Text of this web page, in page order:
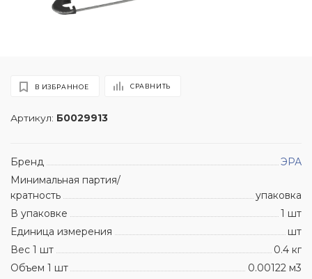
Артикул: Б0029913
В ИЗБРАННОЕ СРАВНИТЬ
Бренд
ЭРА
Минимальная партия/
кратность
упаковка
В упаковке
1 шт
Единица измерения
шт
Вес 1 шт
0.4 кг
Объем 1 шт
0.00122 м3